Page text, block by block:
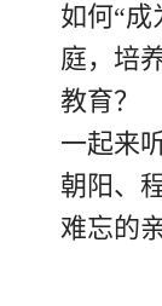
如何“
庭，培
教育？
一起来
朝阳、
难忘的